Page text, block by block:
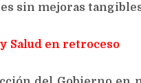
sin mejoras
Salud en retroceso